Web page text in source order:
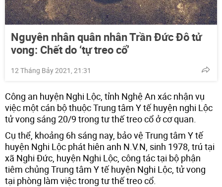
Nguyên nhân quân nhân Trần Đức Đô tử
vong: Chết do ‘tự treo cổ’
12 Tháng Bảy 2021, 21:31
Công an huyện Nghi Lộc, tỉnh Nghệ An xác nhận vụ
việc một cán bộ thuộc Trung tâm Y tế huyện nghi Lộc
tử vong sáng 20/9 trong tư thế treo cổ ở cơ quan.
Cụ thể, khoảng 6h sáng nay, bảo vệ Trung tâm Y tế
huyện Nghi Lộc phát hiên anh N.V.N, sinh 1978, trú tại
xã Nghi Đức, huyện Nghi Lộc, công tác tại bộ phận
tiêm chủng Trung tâm Y tế huyện Nghi Lộc, tử vong
tại phòng làm việc trong tư thế treo cổ.